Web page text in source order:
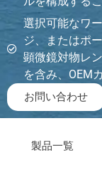
選択可能なワ
ジ、またはポ
顕微鏡対物レ
を含み、OEM
お問い合わせ
製品一覧